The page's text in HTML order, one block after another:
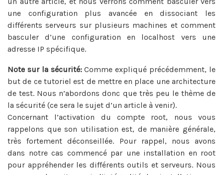
une configuration plus avancée en dissociant les
différents serveurs sur plusieurs machines et comment
basculer d’une configuration en localhost vers une
adresse IP spécifique.
Note sur la sécurité:Comme expliqué précédemment, le
but de ce tutoriel est de mettre en place une architecture
de test. Nous n’abordons donc que très peu le thème de
la sécurité (ce sera le sujet d’un article à venir).
Concernant l’activation du compte root, nous vous
rappelons que son utilisation est, de manière générale,
très fortement déconseillée. Pour rappel, nous avons
dans notre cas commencé par une installation en root
pour appréhender les différents outils et serveurs. Nous